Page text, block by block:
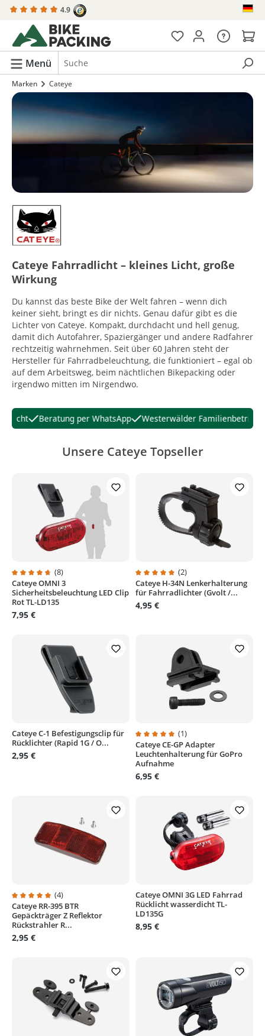
springen 4.9
Menü
Marken Cateye
Cateye Fahrradlicht – kleines Licht, große
Wirkung
Du kannst das beste Bike der Welt fahren – wenn dich
keiner sieht, bringt es dir nichts. Genau dafür gibt es die
Lichter von Cateye. Kompakt, durchdacht und hell genug,
damit dich Autofahrer, Spaziergänger und andere Radfahrer
rechtzeitig wahrnehmen. Seit über 60 Jahren steht der
Hersteller für Fahrradbeleuchtung, die funktioniert – egal ob
auf dem Arbeitsweg, beim nächtlichen Bikepacking oder
irgendwo mitten im Nirgendwo.
Beratung per WhatsApp Westerwälder Familienbetrieb
Unsere Cateye Topseller
Durchschnittliche Bewertung von 4.7 von 5 Sternen
(8)
Cateye OMNI 3
Sicherheitsbeleuchtung LED Clip
Rot TL-LD135
7,95 €
Durchschnittliche Bewertung
(2)
Cateye H-34N Lenkerhalterung
für Fahrradlichter (Gvolt /...
4,95 €
Cateye C-1 Befestigungsclip für
Rücklichter (Rapid 1G / O...
2,95 €
Durchschnittliche Bewertung
(1)
Cateye CE-GP Adapter
Leuchtenhalterung für GoPro
Aufnahme
6,95 €
Durchschnittliche Bewertung von 5 von 5 Sternen
(4)
Cateye RR-395 BTR
Gepäckträger Z Reflektor
Rückstrahler R...
2,95 €
Cateye OMNI 3G LED Fahrrad
Rücklicht wasserdicht TL-
LD135G
8,95 €